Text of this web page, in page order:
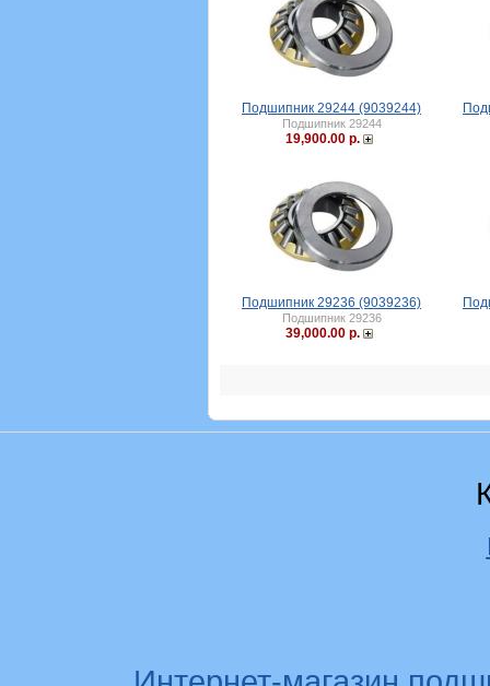
Подшипник 29244 (9039244)
Подшипник 29244
19,900.00 р.
Подшипник 29236 (9039236)
Подшипник 29236
39,000.00 р.